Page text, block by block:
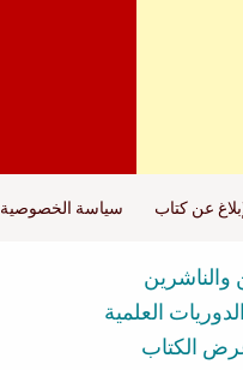
سياسة الخصوصية عن كتاب
العلمية
الكتاب